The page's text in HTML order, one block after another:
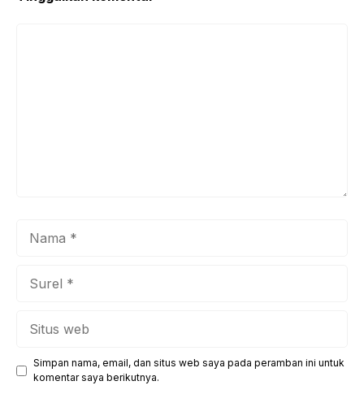
Simpan nama, email, dan situs web saya pada peramban ini untuk
komentar saya berikutnya.